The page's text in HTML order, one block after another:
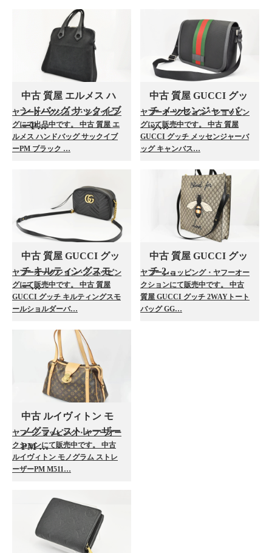
中古 質屋 エルメス ハ
ンドバッグ サックイブ
ーP…
ヤフーオークション・ショッピン
グにて出品中です。 中古 質屋 エ
ルメス ハンドバッグ サックイブ
ーPM ブラック …
中古 質屋 GUCCI グッ
チ メッセンジャーバ
ッ…
ヤフーオークション・ショッピン
グにて販売中です。 中古 質屋
GUCCI グッチ メッセンジャーバ
ッグ キャンバス…
中古 質屋 GUCCI グッ
チ キルティングスモ
ー…
ヤフーオークション・ショッピン
グにて販売中です。 中古 質屋
GUCCI グッチ キルティングスモ
ールショルダーバ…
中古 質屋 GUCCI グッ
チ 2…
ヤフーショッピング・ヤフーオー
クションにて販売中です。 中古
質屋 GUCCI グッチ 2WAYトート
バッグ GG…
中古 ルイヴィトン モ
ノグラム ストレーザー
PM …
ヤフーショッピング・ヤフーオー
クションにて販売中です。 中古
ルイヴィトン モノグラム ストレ
ーザーPM M511…